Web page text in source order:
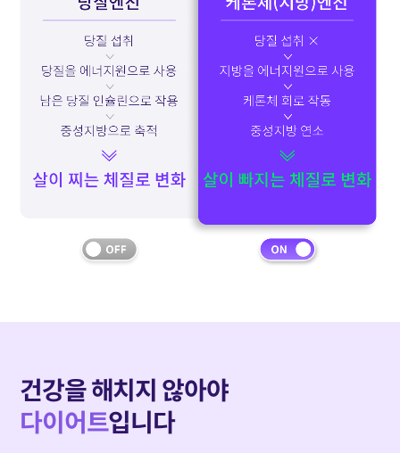
건강을 해치지 않아야
다이어트입니다